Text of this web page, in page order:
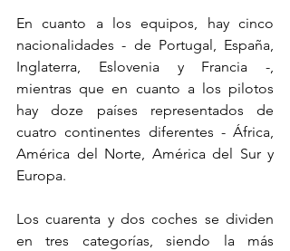
En cuanto a los equipos, hay cinco
nacionalidades - de Portugal, España,
Inglaterra, Eslovenia y Francia -,
mientras que en cuanto a los pilotos
hay doze países representados de
cuatro continentes diferentes - África,
América del Norte, América del Sur y
Europa.
Los cuarenta y dos coches se dividen
en tres categorías, siendo la más